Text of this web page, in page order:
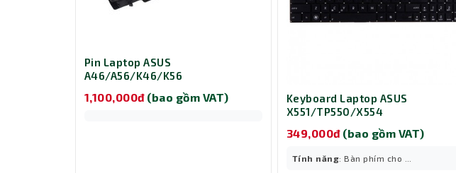
Pin Laptop ASUS
A46/A56/K46/K56
1,100,000đ (bao gồm VAT)
Keyboard Laptop ASUS
X551/TP550/X554
349,000đ (bao gồm VAT)
Tính năng: Bàn phím cho ...